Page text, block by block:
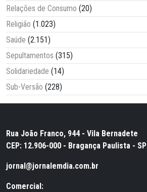
Relações de Consumo (20)
Religião (1.023)
Saúde (2.151)
Sepultamentos (315)
Solidariedade (14)
Sub-Versão (228)
Rua João Franco, 944 - Vila Bernadete
CEP: 12.906-000 - Bragança Paulista - SP
jornal@jornalemdia.com.br
Comercial: